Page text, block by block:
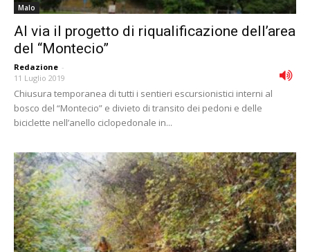
Malo
Al via il progetto di riqualificazione dell’area
del “Montecio”
Redazione -
11 Luglio 2019
Chiusura temporanea di tutti i sentieri escursionistici interni al
bosco del “Montecio” e divieto di transito dei pedoni e delle
biciclette nell’anello ciclopedonale in...